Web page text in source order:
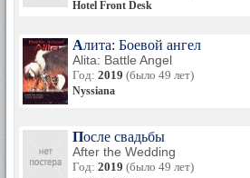
Hotel Front Desk
Алита: Боевой ангел
Alita: Battle Angel
Год: 2019 (было 49 лет)
Nyssiana
После свадьбы
After the Wedding
Год: 2019 (было 49 лет)